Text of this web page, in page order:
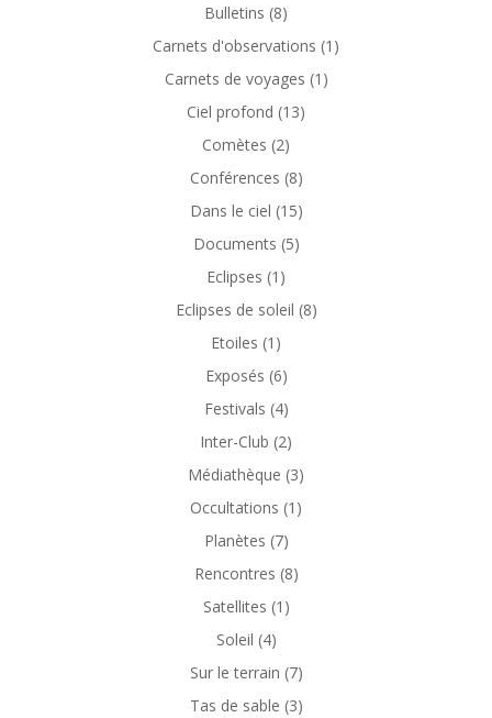
Bulletins (8)
Carnets d'observations (1)
Carnets de voyages (1)
Ciel profond (13)
Comètes (2)
Conférences (8)
Dans le ciel (15)
Documents (5)
Eclipses (1)
Eclipses de soleil (8)
Etoiles (1)
Exposés (6)
Festivals (4)
Inter-Club (2)
Médiathèque (3)
Occultations (1)
Planètes (7)
Rencontres (8)
Satellites (1)
Soleil (4)
Sur le terrain (7)
Tas de sable (3)